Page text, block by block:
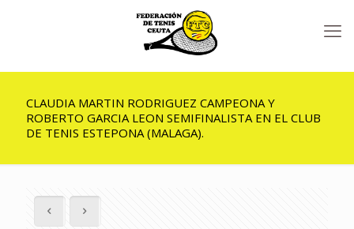
CLAUDIA MARTIN RODRIGUEZ CAMPEONA Y
ROBERTO GARCIA LEON SEMIFINALISTA EN EL CLUB
DE TENIS ESTEPONA (MALAGA).